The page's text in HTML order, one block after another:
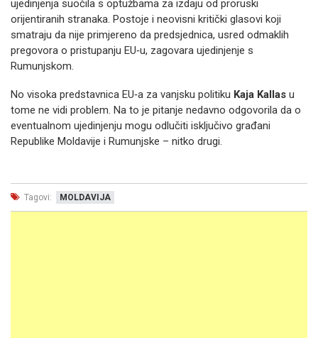
ujedinjenja suočila s optužbama za izdaju od proruski
orijentiranih stranaka. Postoje i neovisni kritički glasovi koji
smatraju da nije primjereno da predsjednica, usred odmaklih
pregovora o pristupanju EU‑u, zagovara ujedinjenje s
Rumunjskom.
No visoka predstavnica EU‑a za vanjsku politiku Kaja Kallas u
tome ne vidi problem. Na to je pitanje nedavno odgovorila da o
eventualnom ujedinjenju mogu odlučiti isključivo građani
Republike Moldavije i Rumunjske – nitko drugi.
Tagovi: MOLDAVIJA